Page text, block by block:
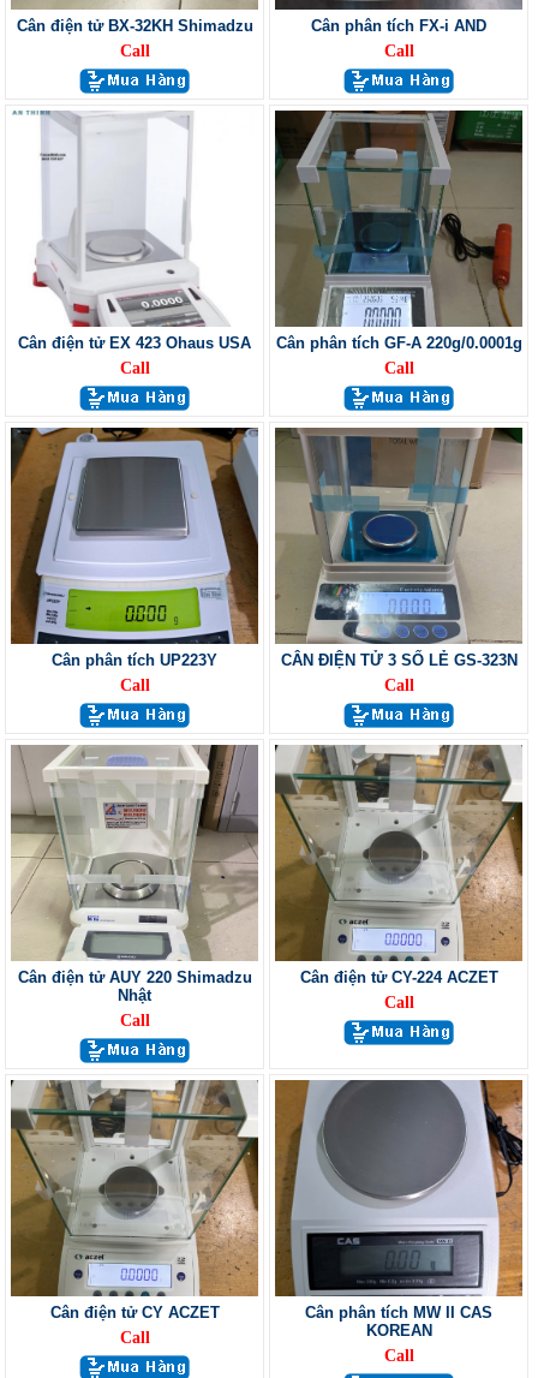
Cân điện tử BX-32KH Shimadzu
Call
Cân phân tích FX-i AND
Call
Cân điện tử EX 423 Ohaus USA
Call
Cân phân tích GF-A 220g/0.0001g
Call
Cân phân tích UP223Y
Call
CÂN ĐIỆN TỬ 3 SỐ LẺ GS-323N
Call
Cân điện tử AUY 220 Shimadzu
Nhật
Call
Cân điện tử CY-224 ACZET
Call
Cân điện tử CY ACZET
Call
Cân phân tích MW II CAS
KOREAN
Call